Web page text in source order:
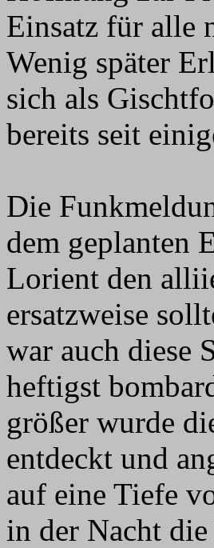
Einsatz für alle
Wenig später
sich als
bereits seit
Die
dem geplanten
Lorient den
ersatzweise
war auch diese
heftigst
größer wurde
entdeckt und
auf eine Tiefe
in der Nacht